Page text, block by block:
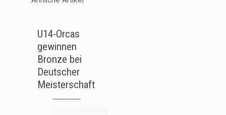
U14-Orcas
gewinnen
Bronze bei
Deutscher
Meisterschaft